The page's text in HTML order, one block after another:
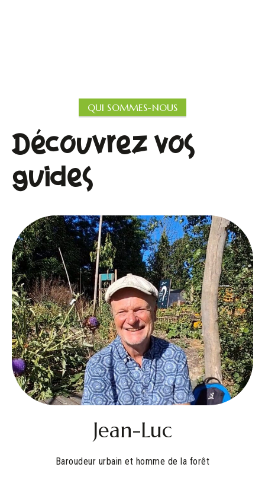
QUI SOMMES-NOUS
Découvrez vos
guides
Jean-Luc
Baroudeur urbain et homme de la forêt